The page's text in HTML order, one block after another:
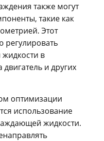
также могут
такие как
Этот
регулировать
в
и других
оптимизации
использование
жидкости.